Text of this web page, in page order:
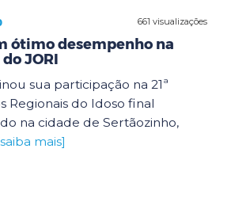
661 visualizações
ótimo desempenho na
JORI
sua participação na 21ª
Regionais do Idoso final
na cidade de Sertãozinho,
mais]